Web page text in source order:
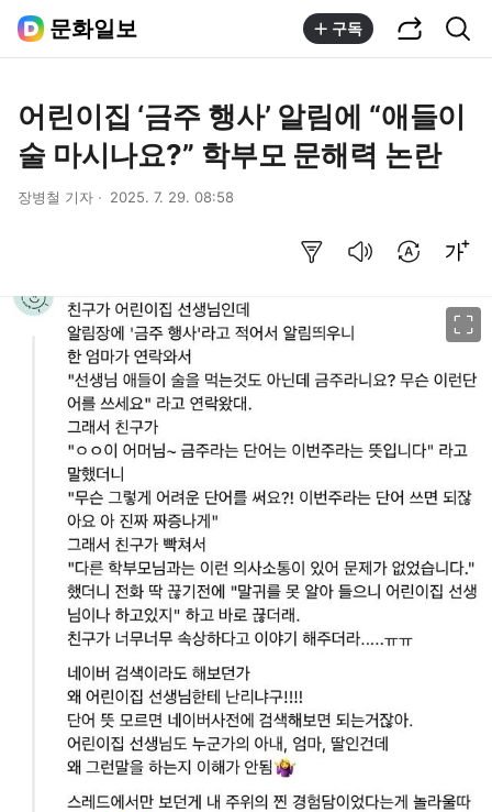
문화일보 구독
어린이집 ‘금주 행사’ 알림에 “애들이
술 마시나요?” 학부모 문해력 논란
장병철 기자 2025. 7. 29. 08:58